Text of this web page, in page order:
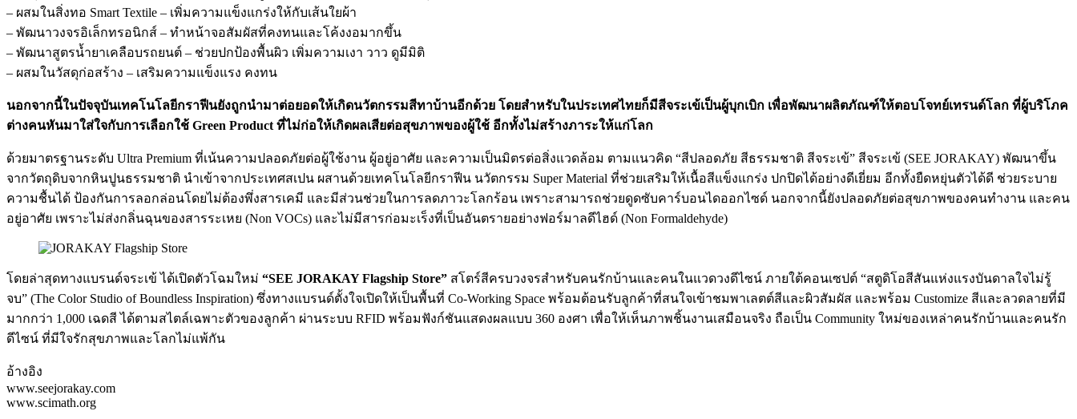
– ผสมในสิ่งทอ Smart Textile – เพิ่มความแข็งแกร่งให้กับเส้นใยผ้า
– พัฒนาวงจรอิเล็กทรอนิกส์ – ทำหน้าจอสัมผัสที่คงทนและโค้งงอมากขึ้น
– พัฒนาสูตรน้ำยาเคลือบรถยนต์ – ช่วยปกป้องพื้นผิว เพิ่มความเงา วาว ดูมีมิติ
– ผสมในวัสดุก่อสร้าง – เสริมความแข็งแรง คงทน
นอกจากนี้ในปัจจุบันเทคโนโลยีกราฟีนยังถูกนำมาต่อยอดให้เกิดนวัตกรรมสีทาบ้านอีกด้วย โดยสำหรับในประเทศไทยก็มีสีจระเข้เป็นผู้บุกเบิก เพื่อพัฒนาผลิตภัณฑ์ให้ตอบโจทย์เทรนด์โลก ที่ผู้บริโภค
ต่างคนหันมาใส่ใจกับการเลือกใช้ Green Product ที่ไม่ก่อให้เกิดผลเสียต่อสุขภาพของผู้ใช้ อีกทั้งไม่สร้างภาระให้แก่โลก
ด้วยมาตรฐานระดับ Ultra Premium ที่เน้นความปลอดภัยต่อผู้ใช้งาน ผู้อยู่อาศัย และความเป็นมิตรต่อสิ่งแวดล้อม ตามแนวคิด “สีปลอดภัย สีธรรมชาติ สีจระเข้” สีจระเข้ (SEE JORAKAY) พัฒนาขึ้น
จากวัตถุดิบจากหินปูนธรรมชาติ นำเข้าจากประเทศสเปน ผสานด้วยเทคโนโลยีกราฟีน นวัตกรรม Super Material ที่ช่วยเสริมให้เนื้อสีแข็งแกร่ง ปกปิดได้อย่างดีเยี่ยม อีกทั้งยืดหยุ่นตัวได้ดี ช่วยระบาย
ความชื้นได้ ป้องกันการลอกล่อนโดยไม่ต้องพึ่งสารเคมี และมีส่วนช่วยในการลดภาวะโลกร้อน เพราะสามารถช่วยดูดซับคาร์บอนไดออกไซด์ นอกจากนี้ยังปลอดภัยต่อสุขภาพของคนทำงาน และคน
อยู่อาศัย เพราะไม่ส่งกลิ่นฉุนของสารระเหย (Non VOCs) และไม่มีสารก่อมะเร็งที่เป็นอันตรายอย่างฟอร์มาลดีไฮด์ (Non Formaldehyde)
โดยล่าสุดทางแบรนด์จระเข้ ได้เปิดตัวโฉมใหม่ “SEE JORAKAY Flagship Store” สโตร์สีครบวงจรสำหรับคนรักบ้านและคนในแวดวงดีไซน์ ภายใต้คอนเซปต์ “สตูดิโอสีสันแห่งแรงบันดาลใจไม่รู้
จบ” (The Color Studio of Boundless Inspiration) ซึ่งทางแบรนด์ตั้งใจเปิดให้เป็นพื้นที่ Co-Working Space พร้อมต้อนรับลูกค้าที่สนใจเข้าชมพาเลตต์สีและผิวสัมผัส และพร้อม Customize สีและลวดลายที่มี
มากกว่า 1,000 เฉดสี ได้ตามสไตล์เฉพาะตัวของลูกค้า ผ่านระบบ RFID พร้อมฟังก์ชันแสดงผลแบบ 360 องศา เพื่อให้เห็นภาพชิ้นงานเสมือนจริง ถือเป็น Community ใหม่ของเหล่าคนรักบ้านและคนรัก
ดีไซน์ ที่มีใจรักสุขภาพและโลกไม่แพ้กัน
อ้างอิง
www.seejorakay.com
www.scimath.org